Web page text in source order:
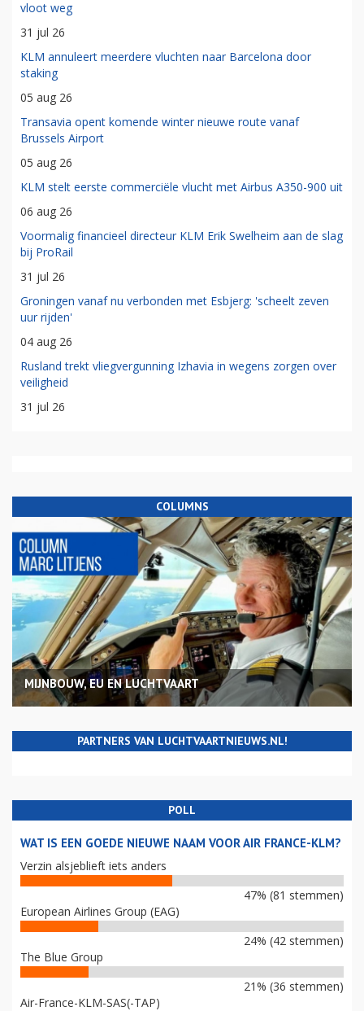
vloot weg
31 jul 26
KLM annuleert meerdere vluchten naar Barcelona door
staking
05 aug 26
Transavia opent komende winter nieuwe route vanaf
Brussels Airport
05 aug 26
KLM stelt eerste commerciële vlucht met Airbus A350-900 uit
06 aug 26
Voormalig financieel directeur KLM Erik Swelheim aan de slag
bij ProRail
31 jul 26
Groningen vanaf nu verbonden met Esbjerg: 'scheelt zeven
uur rijden'
04 aug 26
Rusland trekt vliegvergunning Izhavia in wegens zorgen over
veiligheid
31 jul 26
COLUMNS
MIJNBOUW, EU EN LUCHTVAART
PARTNERS VAN LUCHTVAARTNIEUWS.NL!
POLL
WAT IS EEN GOEDE NIEUWE NAAM VOOR AIR FRANCE-KLM?
Verzin alsjeblieft iets anders
47% (81 stemmen)
European Airlines Group (EAG)
24% (42 stemmen)
The Blue Group
21% (36 stemmen)
Air-France-KLM-SAS(-TAP)